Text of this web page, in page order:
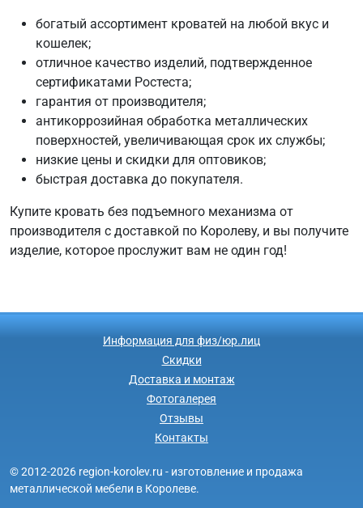
богатый ассортимент кроватей на любой вкус и
кошелек;
отличное качество изделий, подтвержденное
сертификатами Ростеста;
гарантия от производителя;
антикоррозийная обработка металлических
поверхностей, увеличивающая срок их службы;
низкие цены и скидки для оптовиков;
быстрая доставка до покупателя.
Купите кровать без подъемного механизма от
производителя с доставкой по Королеву, и вы получите
изделие, которое прослужит вам не один год!
Информация для физ/юр.лиц
Скидки
Доставка и монтаж
Фотогалерея
Отзывы
Контакты
© 2012-2026 region-korolev.ru - изготовление и продажа
металлической мебели в Королеве.